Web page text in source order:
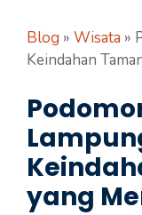
Blog » Wisata »
Keindahan
yang